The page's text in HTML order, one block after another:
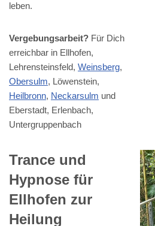
leben.
Vergebungsarbeit? Für Dich
erreichbar in Ellhofen,
Lehrensteinsfeld, Weinsberg,
Obersulm, Löwenstein,
Heilbronn, Neckarsulm und
Eberstadt, Erlenbach,
Untergruppenbach
Trance und
Hypnose für
Ellhofen zur
Heilung